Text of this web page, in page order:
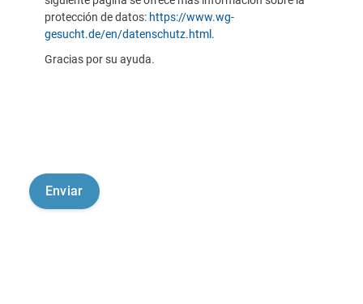
protección de datos: https://www.wg-
gesucht.de/en/datenschutz.html .
Gracias por su ayuda.